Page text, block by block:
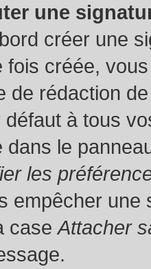
une
créer une
fois créée,
de rédaction
défaut à tous
le
les
empêcher une
caseAttacher